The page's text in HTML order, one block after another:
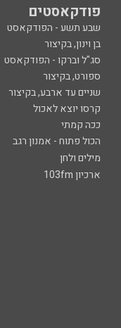
פודקאסטים
שבע תשע - הפודקאסט
בן וינון, בקיצור
סג"ל וברקו - הפודקאסט
ספורט, בקיצור
שניים עד ארבע, בקיצור
קרסו יוצא לאכול
ככה קמתי
הכול פתוח - אמנון רגב
מילים ולחן
ארכיון 103fm